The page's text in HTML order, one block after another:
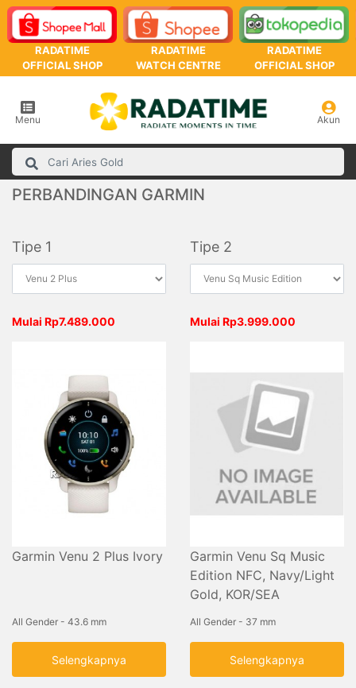
RADATIME
OFFICIAL SHOP
RADATIME
WATCH CENTRE
RADATIME
OFFICIAL SHOP
Menu Akun
PERBANDINGAN GARMIN
Tipe 1 Tipe 2
Mulai Rp7.489.000
Garmin Venu 2 Plus Ivory
All Gender - 43.6 mm
Selengkapnya
Mulai Rp3.999.000
Garmin Venu Sq Music
Edition NFC, Navy/Light
Gold, KOR/SEA
All Gender - 37 mm
Selengkapnya